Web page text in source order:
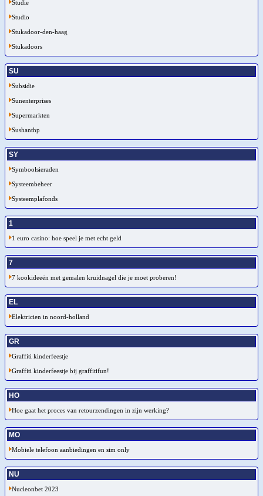
Studie
Studio
Stukadoor-den-haag
Stukadoors
SU
Subsidie
Sunenterprises
Supermarkten
Sushanthp
SY
Symboolsieraden
Systeembeheer
Systeemplafonds
1
1 euro casino: hoe speel je met echt geld
7
7 kookideeën met gemalen kruidnagel die je moet proberen!
EL
Elektricien in noord-holland
GR
Graffiti kinderfeestje
Graffiti kinderfeestje bij graffitifun!
HO
Hoe gaat het proces van retourzendingen in zijn werking?
MO
Mobiele telefoon aanbiedingen en sim only
NU
Nucleonbet 2023